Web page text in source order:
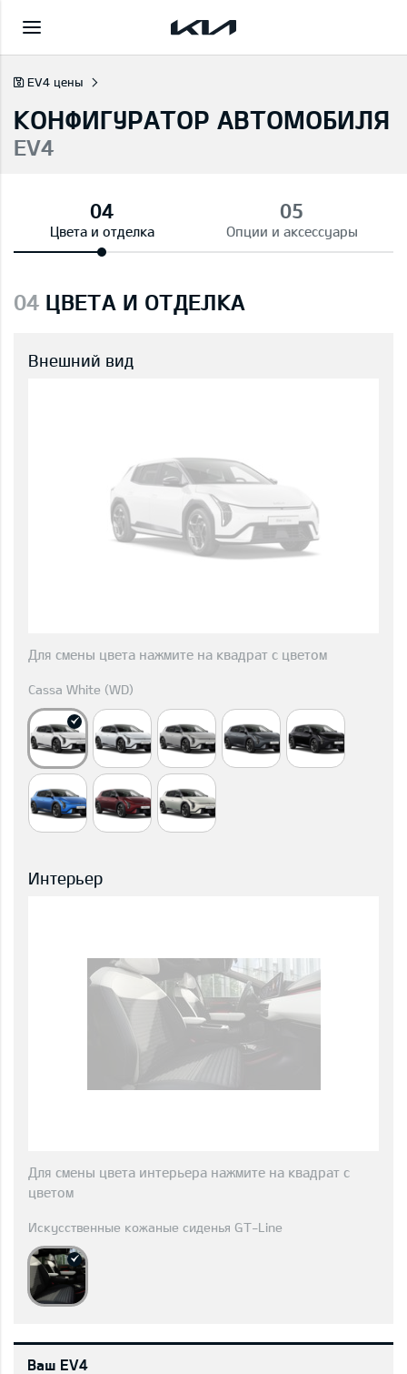
EV4 цены
КОНФИГУРАТОР АВТОМОБИЛЯ
EV4
Цвета и отделка Опции и аксессуары
04 ЦВЕТА И ОТДЕЛКА
Внешний вид
Для смены цвета нажмите на квадрат с цветом
Cassa White (WD)
Интерьер
Для смены цвета интерьера нажмите на квадрат с
цветом
Искусственные кожаные сиденья GT-Line
Ваш EV4